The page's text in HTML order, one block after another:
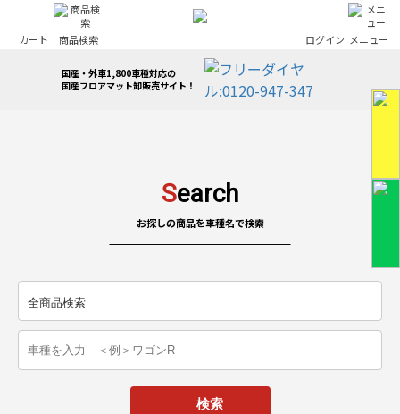
商品検索 ログイン
カート メニュー
国産・外車1,800車種対応の
国産フロアマット卸販売サイト！
Search
お探しの商品を車種名で検索